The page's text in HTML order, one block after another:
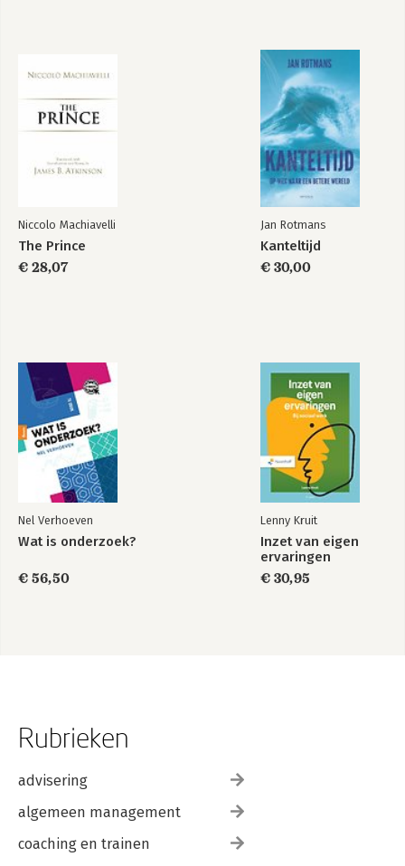
Niccolo Machiavelli
The Prince
€ 28,07
Jan Rotmans
Kanteltijd
€ 30,00
Nel Verhoeven
Wat is onderzoek?
€ 56,50
Lenny Kruit
Inzet van eigen
ervaringen
€ 30,95
Rubrieken
advisering
algemeen management
coaching en trainen